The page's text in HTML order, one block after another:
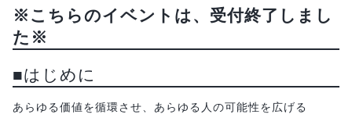
※こちらのイベントは、受付終了しまし
た※
■はじめに
あらゆる価値を循環させ、あらゆる人の可能性を広げる